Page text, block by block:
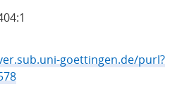
goettingen.de/purl?